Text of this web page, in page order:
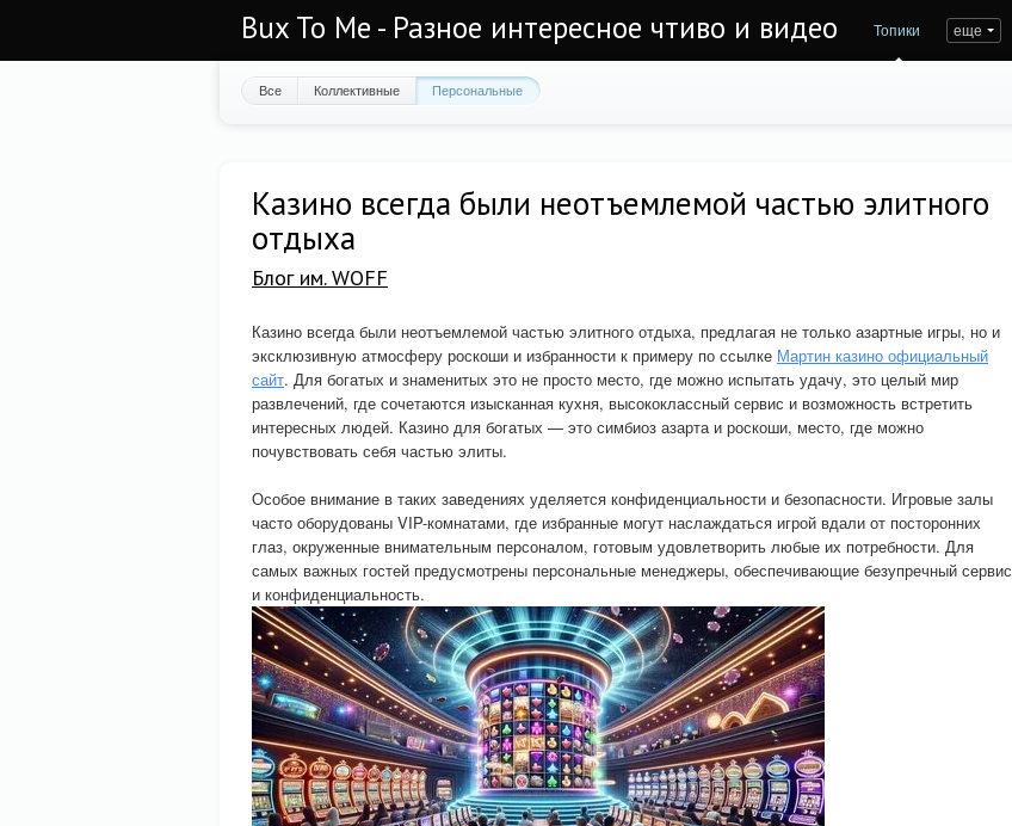
Bux To Me - Разное интересное чтиво и видео Топики еще
Все Коллективные Персональные
Казино всегда были неотъемлемой частью элитного
отдыха
Блог им. WOFF
Казино всегда были неотъемлемой частью элитного отдыха, предлагая не только азартные игры, но и
эксклюзивную атмосферу роскоши и избранности к примеру по ссылке Мартин казино официальный
сайт. Для богатых и знаменитых это не просто место, где можно испытать удачу, это целый мир
развлечений, где сочетаются изысканная кухня, высококлассный сервис и возможность встретить
интересных людей. Казино для богатых — это симбиоз азарта и роскоши, место, где можно
почувствовать себя частью элиты.
Особое внимание в таких заведениях уделяется конфиденциальности и безопасности. Игровые залы
часто оборудованы VIP-комнатами, где избранные могут наслаждаться игрой вдали от посторонних
глаз, окруженные внимательным персоналом, готовым удовлетворить любые их потребности. Для
самых важных гостей предусмотрены персональные менеджеры, обеспечивающие безупречный сервис
и конфиденциальность.